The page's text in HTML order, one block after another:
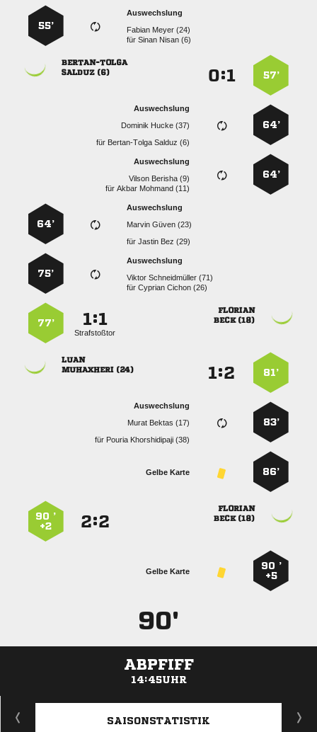
Auswechslung
  
für  
55’
57’
:

 
64’
Auswechslung
  
für   
64’
Auswechslung
  
für  
Auswechslung
  
für  
64’
Auswechslung
  
für  
75’

 
:
Strafstoßtor
77’
81’
:

 
83’
Auswechslung
  
für   
86’
Gelbe Karte

 
:
90 ’
+2
90 ’
+5
Gelbe Karte
90'
ABPFIFF
14:45UHR
ANZEIGE
SAISONSTATISTIK